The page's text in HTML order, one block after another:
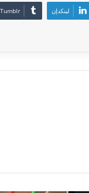
لينكدإن